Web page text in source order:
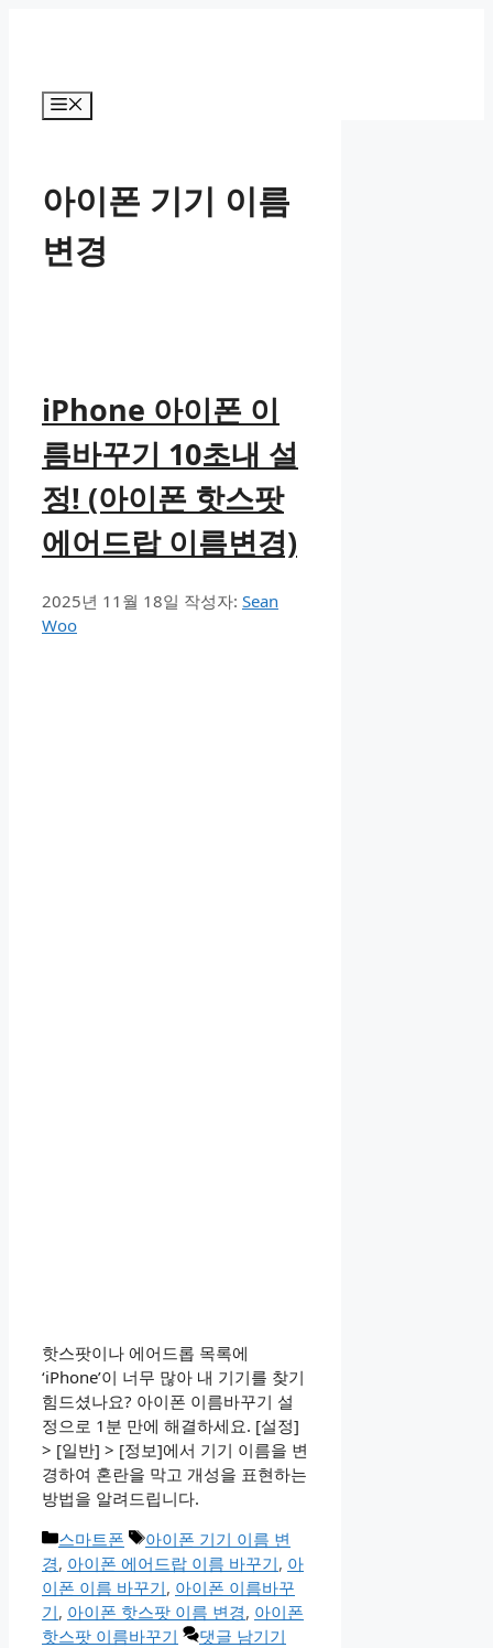
아이폰 기기 이름
변경
iPhone 아이폰 이
름바꾸기 10초내 설
정! (아이폰 핫스팟
에어드랍 이름변경)
2025년 11월 18일 작성자: Sean
Woo
핫스팟이나 에어드롭 목록에
‘iPhone’이 너무 많아 내 기기를 찾기
힘드셨나요? 아이폰 이름바꾸기 설
정으로 1분 만에 해결하세요. [설정]
> [일반] > [정보]에서 기기 이름을 변
경하여 혼란을 막고 개성을 표현하는
방법을 알려드립니다.
카
테
고
리
스마트폰
태
그
아이폰 기기 이름 변
경, 아이폰 에어드랍 이름 바꾸기, 아
이폰 이름 바꾸기, 아이폰 이름바꾸
기, 아이폰 핫스팟 이름 변경, 아이폰
핫스팟 이름바꾸기
댓글 남기기